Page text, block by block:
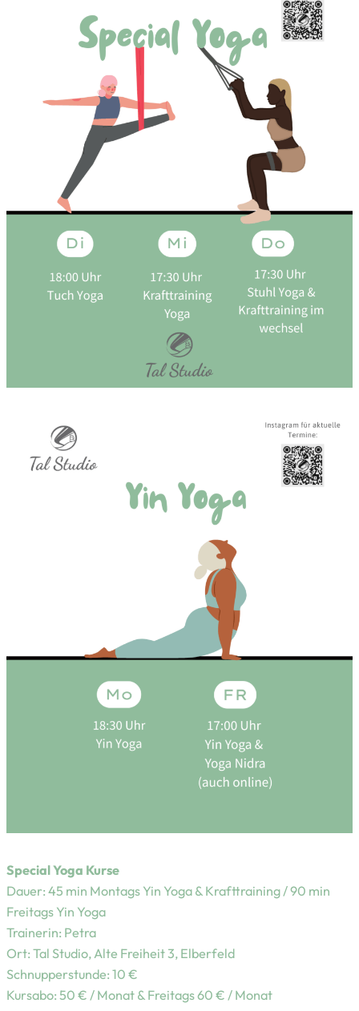
Special Yoga Kurse
Dauer: 45 min Montags Yin Yoga & Krafttraining / 90 min
Freitags Yin Yoga
Trainerin: Petra
Ort: Tal Studio, Alte Freiheit 3, Elberfeld
Schnupperstunde: 10 €
Kursabo: 50 € / Monat & Freitags 60 € / Monat